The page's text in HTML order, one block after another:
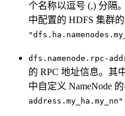
个名称以逗号 (,) 分隔
中配置的 HDFS 集群
dfs.namenode.rpc-
的 RPC 地址信息。其
中自定义 NameNode